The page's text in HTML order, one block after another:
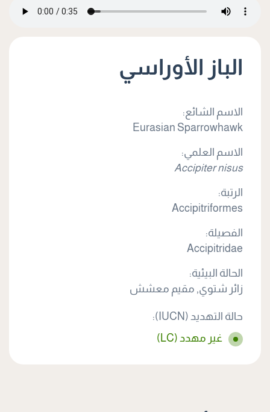
الباز الأوراسي
الاسم الشائع:
Eurasian Sparrowhawk
الاسم العلمي:
Accipiter nisus
الرتبة:
Accipitriformes
الفصيلة:
Accipitridae
الحالة البيئية:
زائر شتوي, مقيم معشش
حالة التهديد (IUCN):
غير مهدد (LC)